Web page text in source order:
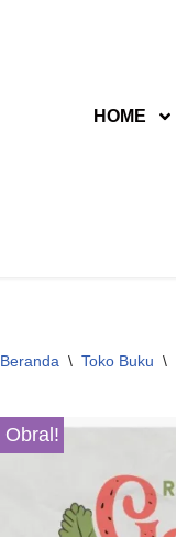
HOME
Beranda \ Toko Buku \
Obral!